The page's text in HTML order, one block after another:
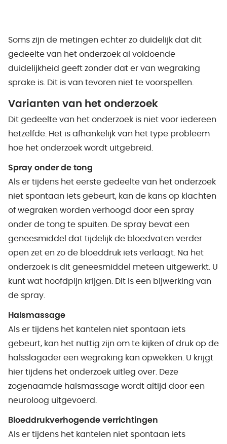
Soms zijn de metingen echter zo duidelijk dat dit
gedeelte van het onderzoek al voldoende
duidelijkheid geeft zonder dat er van wegraking
sprake is. Dit is van tevoren niet te voorspellen.
Varianten van het onderzoek
Dit gedeelte van het onderzoek is niet voor iedereen
hetzelfde. Het is afhankelijk van het type probleem
hoe het onderzoek wordt uitgebreid.
Spray onder de tong
Als er tijdens het eerste gedeelte van het onderzoek
niet spontaan iets gebeurt, kan de kans op klachten
of wegraken worden verhoogd door een spray
onder de tong te spuiten. De spray bevat een
geneesmiddel dat tijdelijk de bloedvaten verder
open zet en zo de bloeddruk iets verlaagt. Na het
onderzoek is dit geneesmiddel meteen uitgewerkt. U
kunt wat hoofdpijn krijgen. Dit is een bijwerking van
de spray.
Halsmassage
Als er tijdens het kantelen niet spontaan iets
gebeurt, kan het nuttig zijn om te kijken of druk op de
halsslagader een wegraking kan opwekken. U krijgt
hier tijdens het onderzoek uitleg over. Deze
zogenaamde halsmassage wordt altijd door een
neuroloog uitgevoerd.
Bloeddrukverhogende verrichtingen
Als er tijdens het kantelen niet spontaan iets